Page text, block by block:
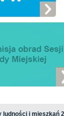
i mieszkań